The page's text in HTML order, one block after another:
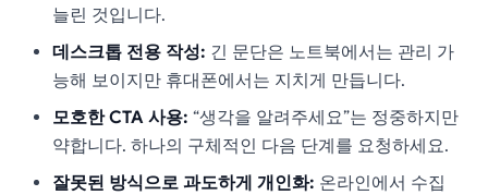
늘린 것입니다.
데스크톱 전용 작성: 긴 문단은 노트북에서는 관리 가
능해 보이지만 휴대폰에서는 지치게 만듭니다.
모호한 CTA 사용: “생각을 알려주세요”는 정중하지만
약합니다. 하나의 구체적인 다음 단계를 요청하세요.
잘못된 방식으로 과도하게 개인화: 온라인에서 수집